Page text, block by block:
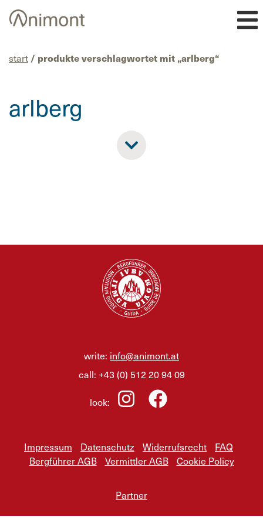
Skip
start / produkte verschlagwortet mit „arlberg“
arlberg
write: info@animont.at
call: +43 (0) 512 20 94 09
look:
Impressum Datenschutz Widerrufsrecht
FAQ
Bergführer AGB
Vermittler AGB Cookie Policy
Partner